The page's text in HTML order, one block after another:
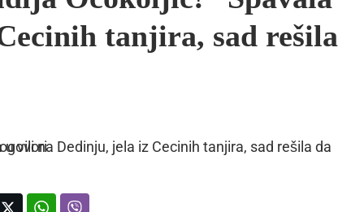
tanjira, sad rešila